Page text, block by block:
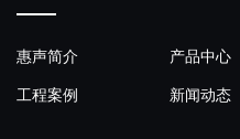
惠声简介 产品中心
工程案例 新闻动态